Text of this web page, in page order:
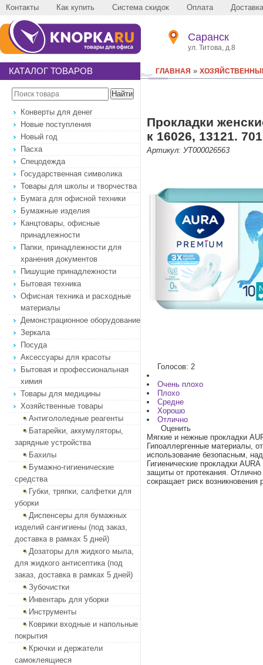
Контакты Как купить Система скидок Оплата Доставка
Саранск
ул. Титова, д.8
КАТАЛОГ ТОВАРОВ
Конверты для денег
Новые поступления
Новый год
Пасха
Спецодежда
Государственная символика
Товары для школы и творчества
Бумага для офисной техники
Бумажные изделия
Канцтовары, офисные
принадлежности
Папки, принадлежности для
хранения документов
Пишущие принадлежности
Бытовая техника
Офисная техника и расходные
материалы
Демонстрационное оборудование
Зеркала
Посуда
Аксессуары для красоты
Бытовая и профессиональная
химия
Товары для медицины
Хозяйственные товары
Антигололедные реагенты
Батарейки, аккумуляторы,
зарядные устройства
Бахилы
Бумажно-гигиенические
средства
Губки, тряпки, салфетки для
уборки
Диспенсеры для бумажных
изделий сангигиены (под заказ,
доставка в рамках 5 дней)
Дозаторы для жидкого мыла,
для жидкого антисептика (под
заказ, доставка в рамках 5 дней)
Зубочистки
Инвентарь для уборки
Инструменты
Коврики входные и напольные
покрытия
Крючки и держатели
самоклеящиеся
ГЛАВНАЯ »
Прокладки
к 16026, 13121.
Артикул: УТ000026563
Голосов: 2
Очень плохо
Плохо
Средне
Хорошо
Отлично
Оценить
Мягкие и нежные прокладки
Гипоаллергенные материалы,
использование безопасным,
Гигиенические прокладки
защиты от протекания.
сокращает риск